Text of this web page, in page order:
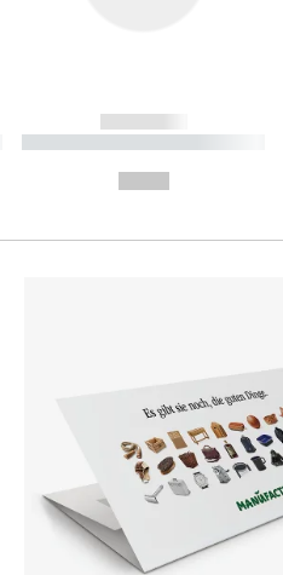
------------
----------- ----------- ----------